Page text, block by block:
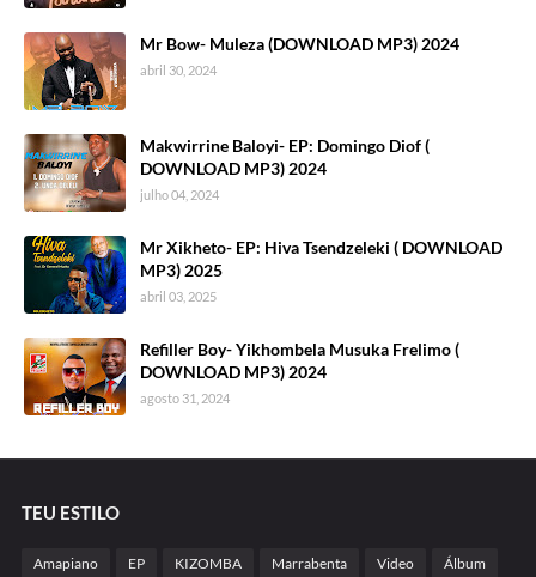
Mr Bow- Muleza (DOWNLOAD MP3) 2024
abril 30, 2024
Makwirrine Baloyi- EP: Domingo Diof (
DOWNLOAD MP3) 2024
julho 04, 2024
Mr Xikheto- EP: Hiva Tsendzeleki ( DOWNLOAD
MP3) 2025
abril 03, 2025
Refiller Boy- Yikhombela Musuka Frelimo (
DOWNLOAD MP3) 2024
agosto 31, 2024
TEU ESTILO
Amapiano EP KIZOMBA Marrabenta Video Álbum